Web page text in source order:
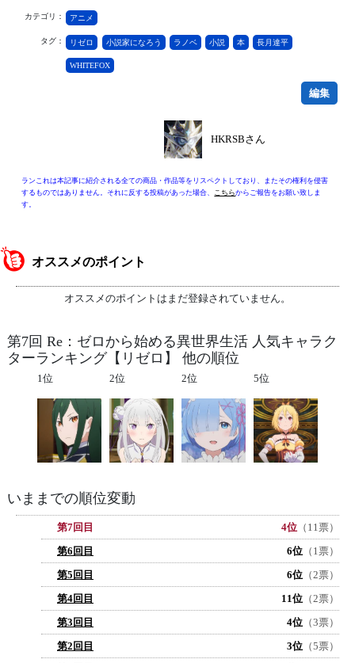
カテゴリ： アニメ
タグ： リゼロ 小説家になろう ラノベ 小説 本 長月達平
WHITEFOX
編集
HKRSBさん
ランこれは本記事に紹介される全ての商品・作品等をリスペクトしており、またその権利を侵害
するものではありません。それに反する投稿があった場合、 こちらからご報告をお願い致しま
す。
オススメのポイント
オススメのポイントはまだ登録されていません。
第7回 Re：ゼロから始める異世界生活 人気キャラク
ターランキング【リゼロ】 他の順位
1位 2位 2位 5位
いままでの順位変動
第7回目 4位 （11票）
第6回目
6位 （1票）
第5回目
6位 （2票）
第4回目
11位 （2票）
第3回目
4位 （3票）
第2回目
3位 （5票）